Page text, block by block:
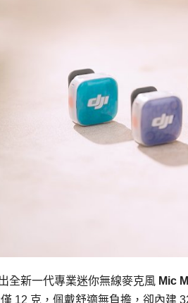
全新一代專業迷你無線麥克風 Mic
12 克，佩戴舒適無負擔，卻內建